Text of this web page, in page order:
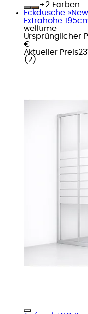
+
Farben
Eckdusche
Extrahohe
welltime
Ursprünglicher
€
Aktueller Preis
( 2 )